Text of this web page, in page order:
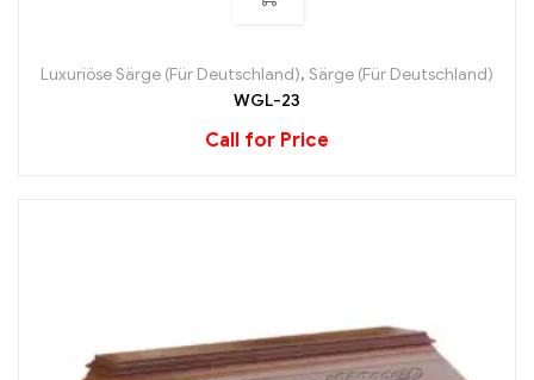
Luxuriöse Särge (Für Deutschland), Särge (Für Deutschland)
WGL-23
Call for Price